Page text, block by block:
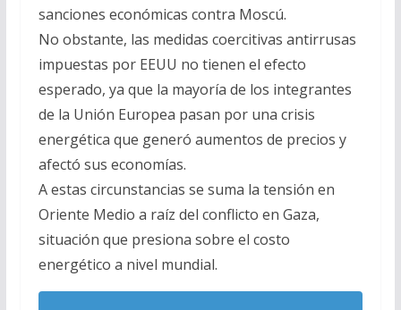
sanciones económicas contra Moscú.
No obstante, las medidas coercitivas antirrusas
impuestas por EEUU no tienen el efecto
esperado, ya que la mayoría de los integrantes
de la Unión Europea pasan por una crisis
energética que generó aumentos de precios y
afectó sus economías.
A estas circunstancias se suma la tensión en
Oriente Medio a raíz del conflicto en Gaza,
situación que presiona sobre el costo
energético a nivel mundial.